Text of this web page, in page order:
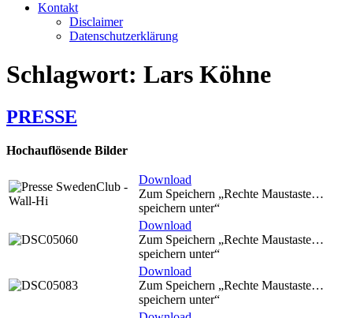
Kontakt
Disclaimer
Datenschutzerklärung
Schlagwort: Lars Köhne
PRESSE
Hochauflösende Bilder
Download
Zum Speichern „Rechte Maustaste…
speichern unter“
Download
Zum Speichern „Rechte Maustaste…
speichern unter“
Download
Zum Speichern „Rechte Maustaste…
speichern unter“